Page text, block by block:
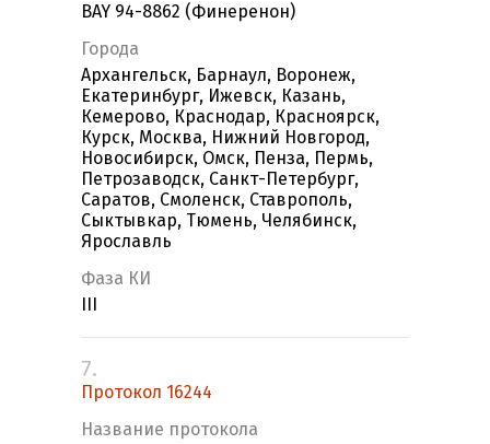
BAY 94-8862 (Финеренон)
Города
Архангельск, Барнаул, Воронеж,
Екатеринбург, Ижевск, Казань,
Кемерово, Краснодар, Красноярск,
Курск, Москва, Нижний Новгород,
Новосибирск, Омск, Пенза, Пермь,
Петрозаводск, Санкт-Петербург,
Саратов, Смоленск, Ставрополь,
Сыктывкар, Тюмень, Челябинск,
Ярославль
Фаза КИ
7.
Протокол 16244
Название протокола